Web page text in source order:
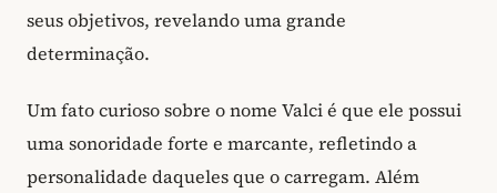
seus objetivos, revelando uma grande
determinação.
Um fato curioso sobre o nome Valci é que ele possui
uma sonoridade forte e marcante, refletindo a
personalidade daqueles que o carregam. Além